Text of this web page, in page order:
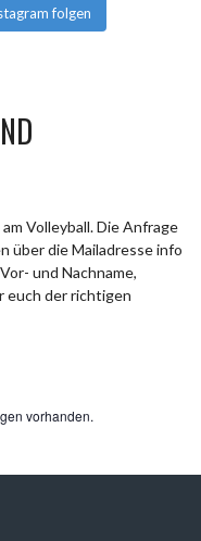
folgen
Volleyball. Die Anfrage
über die Mailadresse info
und Nachname,
euch der richtigen
vorhanden.